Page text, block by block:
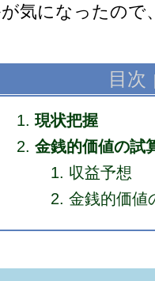
気になったので
目次
現状把握
金銭的価値の試
収益予想
金銭的価値